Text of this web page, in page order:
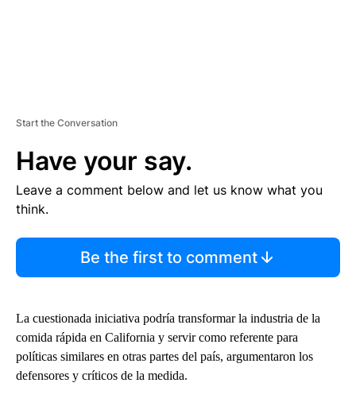
Start the Conversation
Have your say.
Leave a comment below and let us know what you
think.
Be the first to comment
La cuestionada iniciativa podría transformar la industria de la
comida rápida en California y servir como referente para
políticas similares en otras partes del país, argumentaron los
defensores y críticos de la medida.